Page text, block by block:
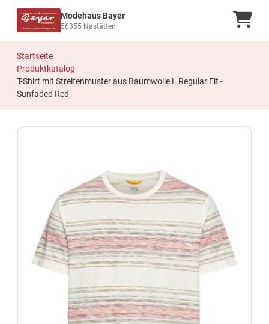
Modehaus Bayer
56355 Nastätten
Startseite
Produktkatalog
T-Shirt mit Streifenmuster aus Baumwolle L Regular Fit -
Sunfaded Red